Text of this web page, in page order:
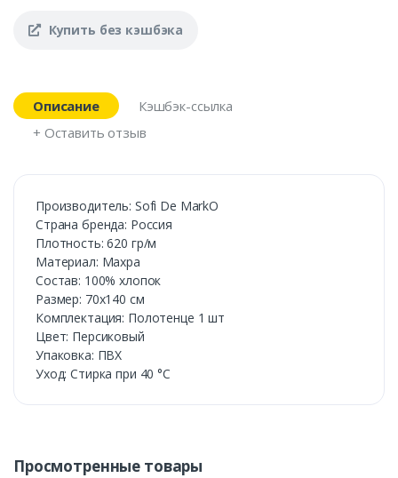
Купить без кэшбэка
Описание
Кэшбэк-ссылка
+ Оставить отзыв
Производитель: Sofi De MarkO
Страна бренда: Россия
Плотность: 620 гр/м
Материал: Махра
Состав: 100% хлопок
Размер: 70х140 см
Комплектация: Полотенце 1 шт
Цвет: Персиковый
Упаковка: ПВХ
Уход: Стирка при 40 °С
Просмотренные товары